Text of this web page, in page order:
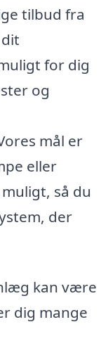
tilbud fra
for dig
og
mål er
eller
så du
der
kan være
dig mange